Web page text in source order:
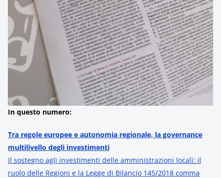
In questo numero:
Tra regole europee e autonomia regionale, la governance
multilivello degli investimenti
Il sostegno agli investimenti delle amministrazioni locali: il
ruolo delle Regioni e la Legge di Bilancio 145/2018 comma